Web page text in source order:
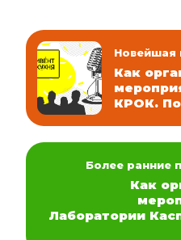
Новейшая
Как
КРОК.
Более ранние
Как
Лаборатории